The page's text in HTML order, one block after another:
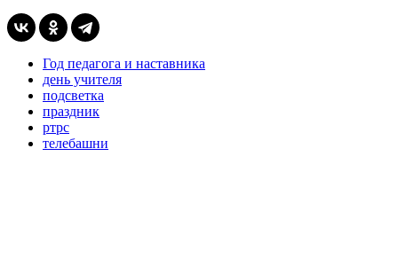
Год педагога и наставника
день учителя
подсветка
праздник
ртрс
телебашни